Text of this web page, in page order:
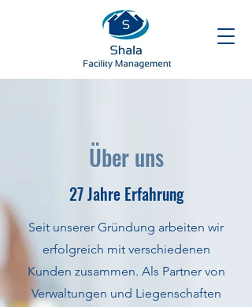
Über uns
27 Jahre Erfahrung
Seit unserer Gründung arbeiten wir
erfolgreich mit verschiedenen
Kunden zusammen. Als Partner von
Verwaltungen und Liegenschaften